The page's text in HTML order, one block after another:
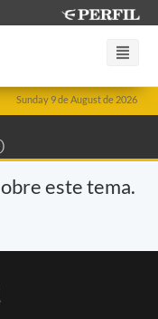
Sunday 9 de August de 2026
este tema.